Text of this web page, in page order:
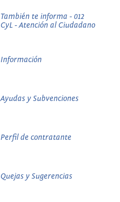
También te informa - 012
CyL - Atención al Ciudadano
Información
Ayudas y Subvenciones
Perfil de contratante
Quejas y Sugerencias